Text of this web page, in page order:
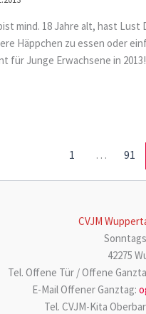
mind. 18 Jahre alt, hast
Häppchen zu essen oder
für Junge Erwachsene in
1 … 91
CVJM
42275
Tel. Offene Tür / Offene
E-Mail Offener Ganztag:
Tel. CVJM-Kita